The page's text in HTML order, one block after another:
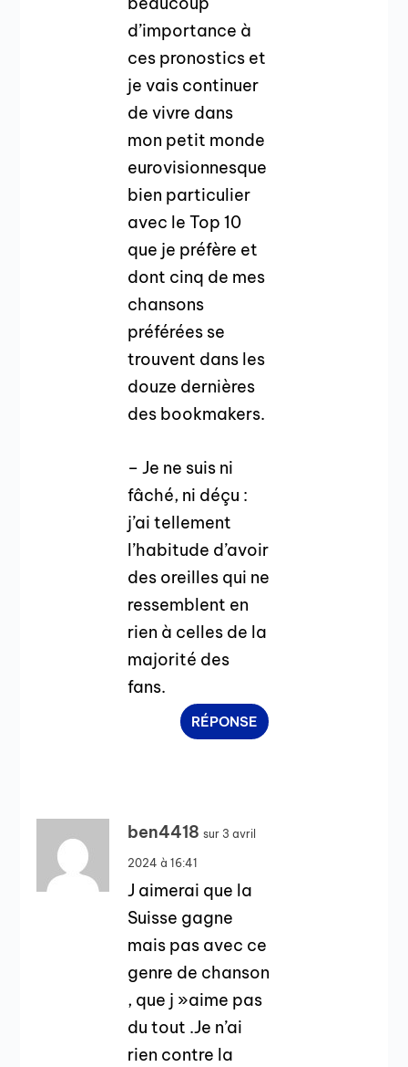
d’importance à
ces pronostics et
je vais continuer
de vivre dans
mon petit monde
eurovisionnesque
bien particulier
avec le Top 10
que je préfère et
dont cinq de mes
chansons
préférées se
trouvent dans les
douze dernières
des bookmakers.
– Je ne suis ni
fâché, ni déçu :
j’ai tellement
l’habitude d’avoir
des oreilles qui ne
ressemblent en
rien à celles de la
majorité des
fans.
RÉPONSE
ben4418 sur 3 avril
2024 à 16:41
J aimerai que la
Suisse gagne
mais pas avec ce
genre de chanson
, que j »aime pas
du tout .Je n’ai
rien contre la